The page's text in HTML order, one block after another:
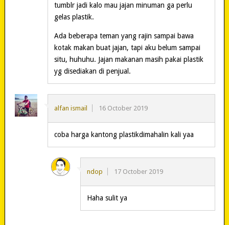
tumblr jadi kalo mau jajan minuman ga perlu
gelas plastik.
Ada beberapa teman yang rajin sampai bawa
kotak makan buat jajan, tapi aku belum sampai
situ, huhuhu. Jajan makanan masih pakai plastik
yg disediakan di penjual.
alfan ismail 16 October 2019
coba harga kantong plastikdimahalin kali yaa
ndop 17 October 2019
Haha sulit ya